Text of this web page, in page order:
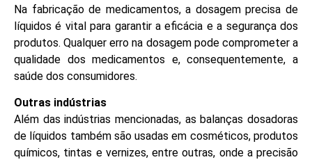
Na fabricação de medicamentos, a dosagem precisa de
líquidos é vital para garantir a eficácia e a segurança dos
produtos. Qualquer erro na dosagem pode comprometer a
qualidade dos medicamentos e, consequentemente, a
saúde dos consumidores.
Outras indústrias
Além das indústrias mencionadas, as balanças dosadoras
de líquidos também são usadas em cosméticos, produtos
químicos, tintas e vernizes, entre outras, onde a precisão